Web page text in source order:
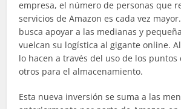
empresa, el número de personas que
servicios de Amazon es cada vez
busca apoyar a las medianas y
vuelcan su logística al gigante online.
lo hacen a través del uso de los
otros para el almacenamiento.
Esta nueva inversión se suma a las